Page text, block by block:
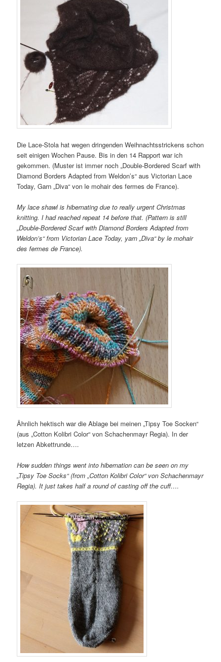
Die Lace-Stola hat wegen dringenden Weihnachtsstrickens schon
seit einigen Wochen Pause. Bis in den 14 Rapport war ich
gekommen. (Muster ist immer noch „Double-Bordered Scarf with
Diamond Borders Adapted from Weldon’s“ aus Victorian Lace
Today, Garn „Diva“ von le mohair des fermes de France).
My lace shawl is hibernating due to really urgent Christmas
knitting. I had reached repeat 14 before that. (Pattern is still
„Double-Bordered Scarf with Diamond Borders Adapted from
Weldon’s“ from Victorian Lace Today, yarn „Diva“ by le mohair
des fermes de France).
Ähnlich hektisch war die Ablage bei meinen „Tipsy Toe Socken“
(aus „Cotton Kolibri Color“ von Schachenmayr Regia). In der
letzen Abkettrunde….
How sudden things went into hibernation can be seen on my
„Tipsy Toe Socks“ (from „Cotton Kolibri Color“ von Schachenmayr
Regia). It just takes half a round of casting off the cuff….